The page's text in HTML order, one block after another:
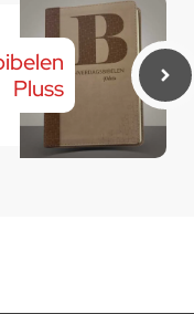
Pluss